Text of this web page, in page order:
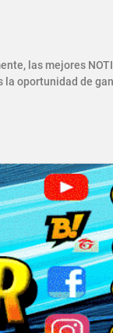
las mejores
la oportunidad de